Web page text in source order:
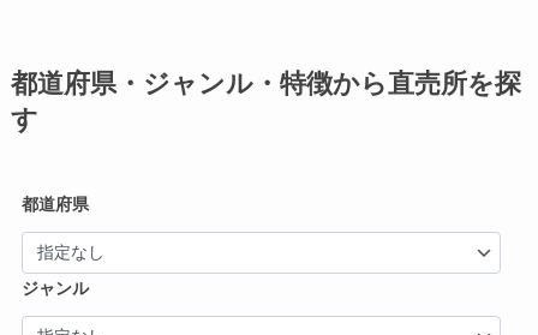
都道府県・ジャンル・特徴から直売所を探
す
都道府県
ジャンル